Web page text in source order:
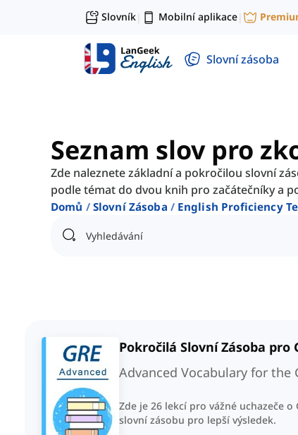
Slovník| Mobilní aplikace|
Slovní zásoba
Seznam slov pro
Zde naleznete základní a pokročilou slovní
podle témat do dvou knih pro začátečníky a
Domů Slovní Zásoba English Proficiency
Pokročilá Slovní Zásoba pro
Advanced Vocabulary for the
Zde je 26 lekcí pro vážné uchazeče
slovní zásobu pro lepší výsledek.